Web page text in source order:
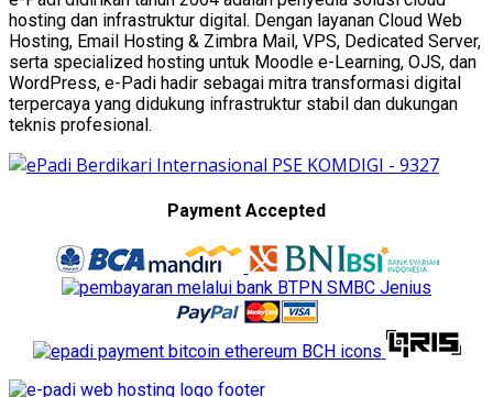
hosting dan infrastruktur digital. Dengan layanan Cloud Web
Hosting, Email Hosting & Zimbra Mail, VPS, Dedicated Server,
serta specialized hosting untuk Moodle e-Learning, OJS, dan
WordPress, e-Padi hadir sebagai mitra transformasi digital
terpercaya yang didukung infrastruktur stabil dan dukungan
teknis profesional.
Payment Accepted